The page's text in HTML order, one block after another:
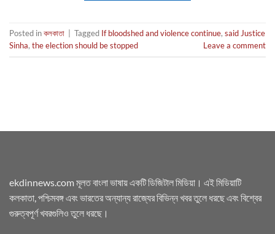
Posted inকলকাতা Tagged If bloodshed and violence continue, said Justice
Sinha, the election should be stopped Leave a comment
ekdinnews.com মূলত বাংলা ভাষায় একটি ডিজিটাল মিডিয়া। এই মিডিয়াটি
কলকাতা, পশ্চিমবঙ্গ এবং ভারতের অন্যান্য রাজ্যের বিভিন্ন খবর তুলে ধরছে এবং বিশ্বের
গুরুত্বপূর্ণ খবরগুলিও তুলে ধরছে।